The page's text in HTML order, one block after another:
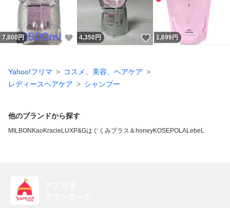
7,800円 いいね！
4,350円 いいね！
1,699円
Yahoo!フリマ
コスメ、美容、ヘアケア
レディースヘアケア
シャンプー
他のブランドから探す
MILBON KaoKracie LUXP&Gはぐくみプラス ＆honeyKOSEPOLALebeL